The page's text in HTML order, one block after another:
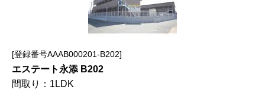
登録番号AAAB000201-B202
エステート永添 B202
1LDK